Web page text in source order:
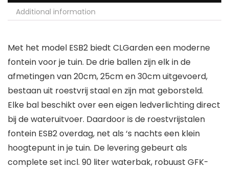
Additional information
Met het model ESB2 biedt CLGarden een moderne
fontein voor je tuin. De drie ballen zijn elk in de
afmetingen van 20cm, 25cm en 30cm uitgevoerd,
bestaan uit roestvrij staal en zijn mat geborsteld.
Elke bal beschikt over een eigen ledverlichting direct
bij de wateruitvoer. Daardoor is de roestvrijstalen
fontein ESB2 overdag, net als ‘s nachts een klein
hoogtepunt in je tuin. De levering gebeurt als
complete set incl. 90 liter waterbak, robuust GFK-